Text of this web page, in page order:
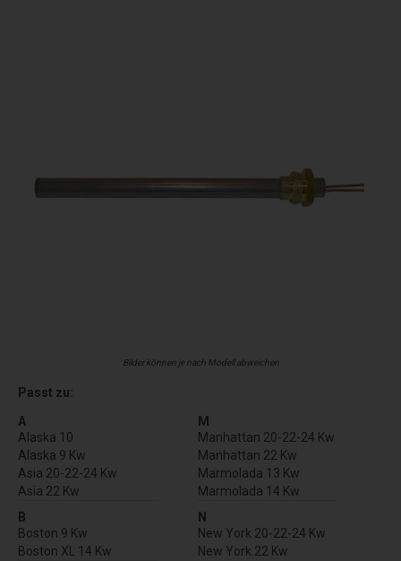
Bilder können je nach Modell abweichen
Passt zu:
A
Alaska 10
Alaska 9 Kw
Asia 20-22-24 Kw
Asia 22 Kw
B
Boston 9 Kw
Boston XL 14 Kw
M
Manhattan 20-22-24 Kw
Manhattan 22 Kw
Marmolada 13 Kw
Marmolada 14 Kw
N
New York 20-22-24 Kw
New York 22 Kw